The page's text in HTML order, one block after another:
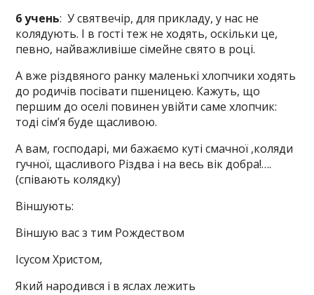
6 учень: У святвечір, для прикладу, у нас не
колядують. І в гості теж не ходять, оскільки це,
певно, найважливіше сімейне свято в році.
А вже різдвяного ранку маленькі хлопчики ходять
до родичів посівати пшеницею. Кажуть, що
першим до оселі повинен увійти саме хлопчик:
тоді сім’я буде щасливою.
А вам, господарі, ми бажаємо куті смачної ,коляди
гучної, щасливого Різдва і на весь вік добра!….
(співають колядку)
Віншують:
Віншую вас з тим Рождеством
Ісусом Христом,
Який народився і в яслах лежить